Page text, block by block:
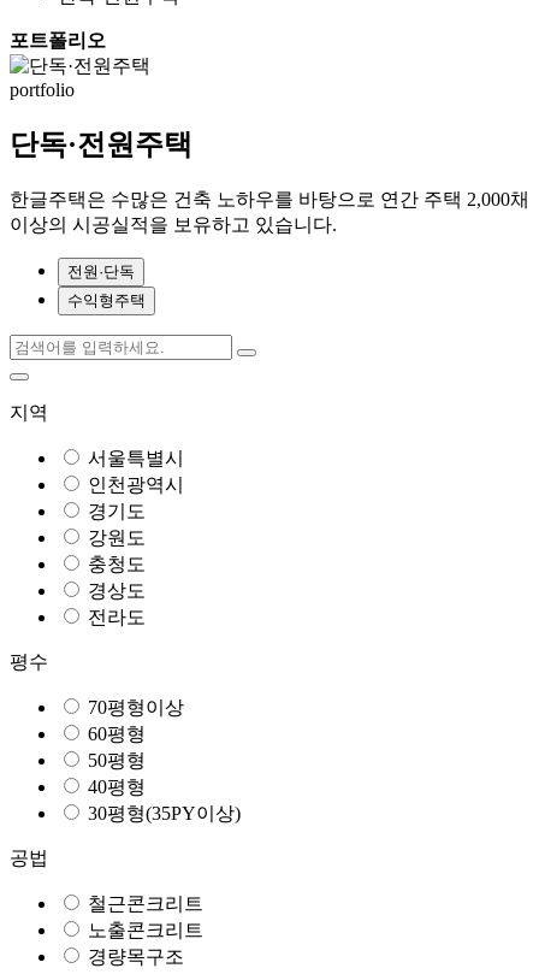
포트폴리오
portfolio
단독·전원주택
한글주택은 수많은 건축 노하우를 바탕으로 연간 주택 2,000채
이상의 시공실적을 보유하고 있습니다.
전원·단독
수익형주택
지역
서울특별시
인천광역시
경기도
강원도
충청도
경상도
전라도
평수
70평형이상
60평형
50평형
40평형
30평형(35PY이상)
공법
철근콘크리트
노출콘크리트
경량목구조